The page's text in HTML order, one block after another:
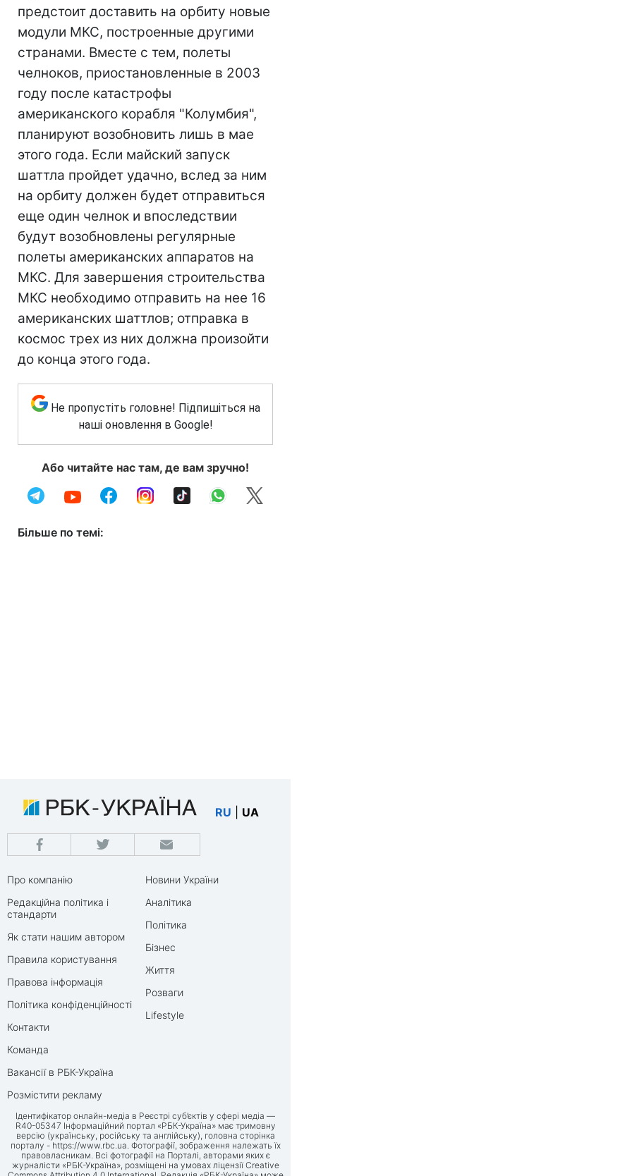
предстоит доставить на орбиту новые
модули МКС, построенные другими
странами. Вместе с тем, полеты
челноков, приостановленные в 2003
году после катастрофы
американского корабля "Колумбия",
планируют возобновить лишь в мае
этого года. Если майский запуск
шаттла пройдет удачно, вслед за ним
на орбиту должен будет отправиться
еще один челнок и впоследствии
будут возобновлены регулярные
полеты американских аппаратов на
МКС. Для завершения строительства
МКС необходимо отправить на нее 16
американских шаттлов; отправка в
космос трех из них должна произойти
до конца этого года.
Не пропустіть головне! Підпишіться на
наші оновлення в Google!
Або читайте нас там, де вам зручно!
Більше по темі:
RU UA
Про компанію
Редакційна політика і
стандарти
Як стати нашим автором
Правила користування
Правова інформація
Політика конфіденційності
Контакти
Команда
Вакансії в РБК-Україна
Розмістити рекламу
Новини України
Аналітика
Політика
Бізнес
Життя
Розваги
Lifestyle
Ідентифікатор онлайн-медіа в Реєстрі суб’єктів у сфері медіа —
R40-05347 Інформаційний портал «РБК-Україна» має тримовну
версію (українську, російську та англійську), головна сторінка
порталу - https://www.rbc.ua. Фотографії, зображення належать їх
правовласникам. Всі фотографії на Порталі, авторами яких є
журналісти «РБК-Україна», розміщені на умовах ліцензії Creative